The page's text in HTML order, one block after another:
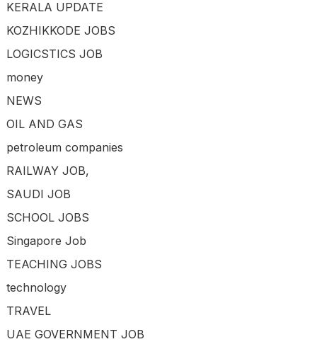
KERALA UPDATE
KOZHIKKODE JOBS
LOGICSTICS JOB
money
NEWS
OIL AND GAS
petroleum companies
RAILWAY JOB,
SAUDI JOB
SCHOOL JOBS
Singapore Job
TEACHING JOBS
technology
TRAVEL
UAE GOVERNMENT JOB